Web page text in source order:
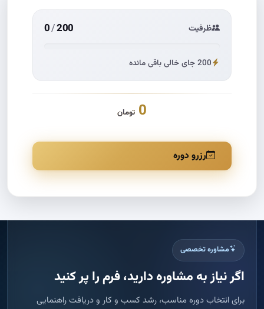
ظرفیت 0/200
200 جای خالی باقی مانده
0 تومان
رزرو دوره
مشاوره تخصصی
اگر نیاز به مشاوره دارید، فرم را پر کنید
برای انتخاب دوره مناسب، رشد کسب و کار و دریافت راهنمایی